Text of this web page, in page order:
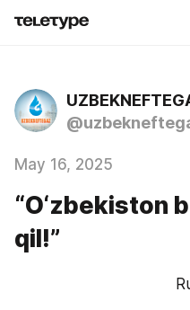
May 16, 2025
“O‘zbekiston
qil!”